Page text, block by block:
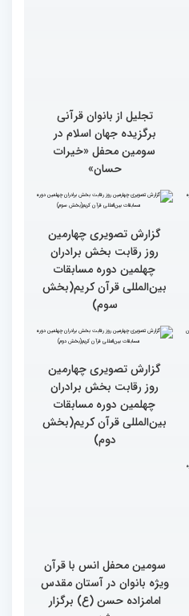
تجلیل از بانوان قرآنی
برگزیده جهان اسلام در
سومین محفل «خیرات
حسان»
گزارش تصویری چهارمین
روز رقابت بخش برادران
چهلمین دوره مسابقات
بین‌المللی قرآن کریم(بخش
سوم)
گزارش تصویری چهارمین
روز رقابت بخش برادران